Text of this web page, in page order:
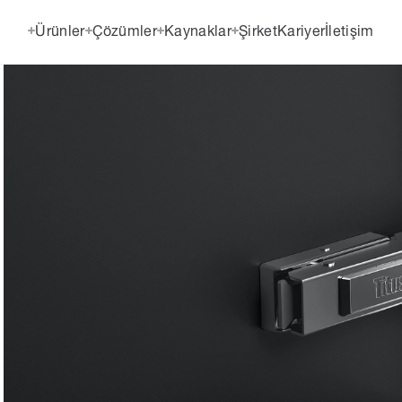
Ürünler Çözümler Kaynaklar ŞirketKariyerİletişim